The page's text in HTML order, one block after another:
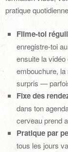
pratique
Filme-toi
enregistre-toi
ensuite la
embouchure,
surpris —
Fixe des
dans ton
cerveau prend
Pratique par
tous les jours